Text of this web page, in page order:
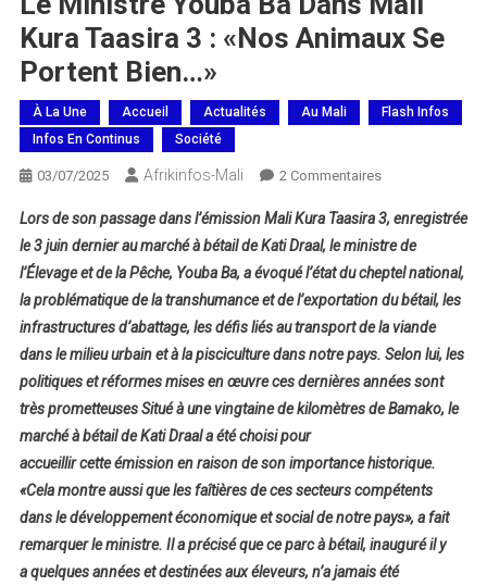
Kura Taasira 3 : «Nos Animaux Se
Portent Bien…»
À La Une Accueil Actualités Au Mali
Flash Infos
Infos En Continus
Société
03/07/2025 Afrikinfos-Mali 2 CommentairesSur
Ministre
Youba
Ba
Dans
Mali
Kura
Taasira
Animaux
Se
Portent
Bien…»
Lors de son passage dans l’émission Mali Kura Taasira 3, enregistrée
le 3 juin dernier au marché à bétail de Kati Draal, le ministre de
l’Élevage et de la Pêche, Youba Ba, a évoqué l’état du cheptel national,
la problématique de la transhumance et de l’exportation du bétail, les
infrastructures d’abattage, les défis liés au transport de la viande
dans le milieu urbain et à la pisciculture dans notre pays. Selon lui, les
politiques et réformes mises en œuvre ces dernières années sont
très prometteuses Situé à une vingtaine de kilomètres de Bamako, le
marché à bétail de Kati Draal a été choisi pour
accueillir cette émission en raison de son importance historique.
«Cela montre aussi que les faîtières de ces secteurs compétents
dans le développement économique et social de notre pays», a fait
remarquer le ministre. Il a précisé que ce parc à bétail, inauguré il y
a quelques années et destinées aux éleveurs, n’a jamais été